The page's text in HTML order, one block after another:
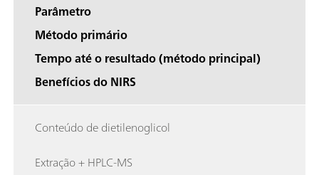
Parâmetro
Método primário
Tempo até o resultado (método principal)
Benefícios do NIRS
Conteúdo de dietilenoglicol
Extração + HPLC-MS